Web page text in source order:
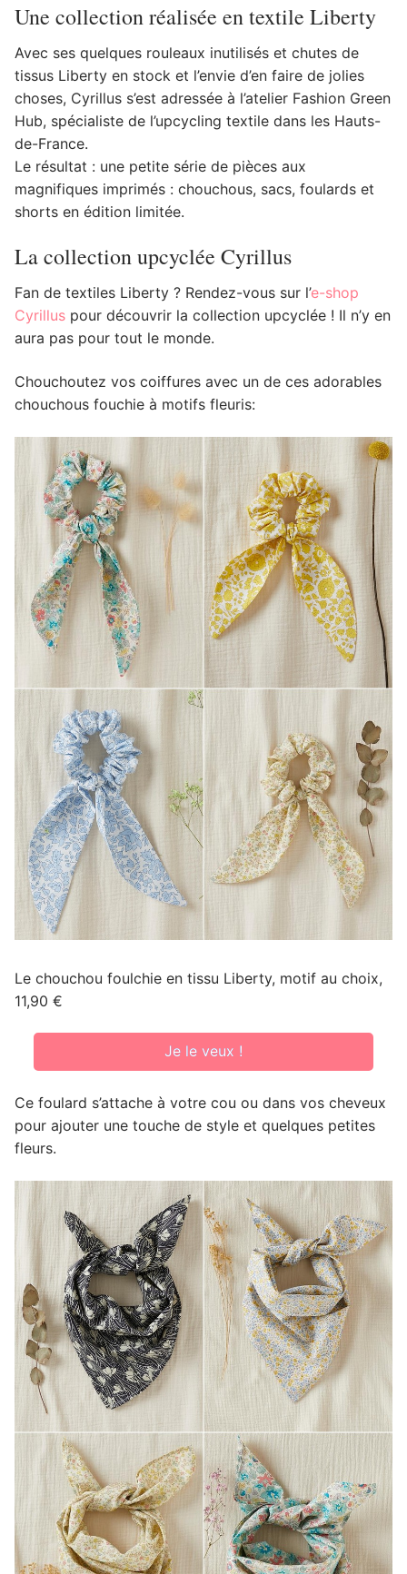
Une collection réalisée en textile Liberty
Avec ses quelques rouleaux inutilisés et chutes de
tissus Liberty en stock et l’envie d’en faire de jolies
choses, Cyrillus s’est adressée à l’atelier Fashion Green
Hub, spécialiste de l’upcycling textile dans les Hauts-
de-France.
Le résultat : une petite série de pièces aux
magnifiques imprimés : chouchous, sacs, foulards et
shorts en édition limitée.
La collection upcyclée Cyrillus
Fan de textiles Liberty ? Rendez-vous sur l’e-shop
Cyrillus pour découvrir la collection upcyclée ! Il n’y en
aura pas pour tout le monde.
Chouchoutez vos coiffures avec un de ces adorables
chouchous fouchie à motifs fleuris:
Le chouchou foulchie en tissu Liberty, motif au choix,
11,90 €
Je le veux !
Ce foulard s’attache à votre cou ou dans vos cheveux
pour ajouter une touche de style et quelques petites
fleurs.